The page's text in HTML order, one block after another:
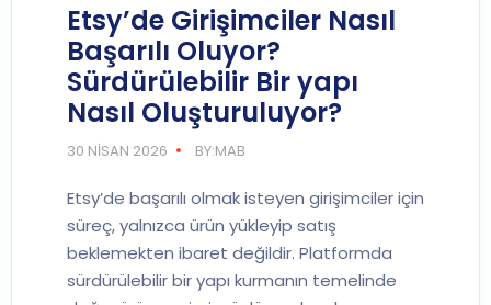
Etsy’de Girişimciler Nasıl
Başarılı Oluyor?
Sürdürülebilir Bir yapı
Nasıl Oluşturuluyor?
30 NISAN 2026 BY:MAB
Etsy’de başarılı olmak isteyen girişimciler için
süreç, yalnızca ürün yükleyip satış
beklemekten ibaret değildir. Platformda
sürdürülebilir bir yapı kurmanın temelinde